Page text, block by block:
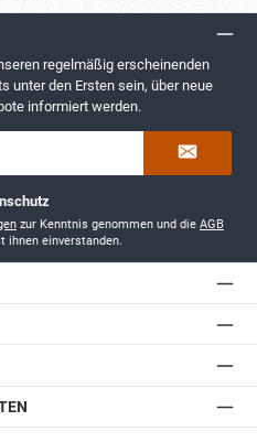
regelmäßig erscheinenden
unter den Ersten sein, über neue
informiert werden.
zur Kenntnis genommen und die AGB
ihnen einverstanden.